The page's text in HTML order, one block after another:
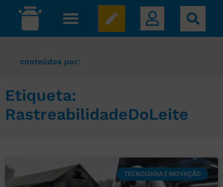
conteúdos por:
Etiqueta:
RastreabilidadeDoLeite
TECNOLOGIA E INOVAÇÃO